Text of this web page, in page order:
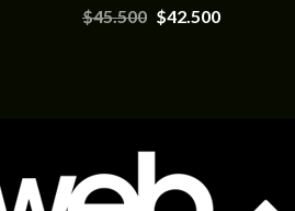
$45.500 $42.500